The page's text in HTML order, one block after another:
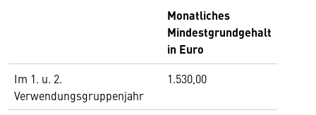
Monatliches
Mindestgrundgehalt
in Euro
Im 1. u. 2.
Verwendungsgruppenjahr
1.530,00